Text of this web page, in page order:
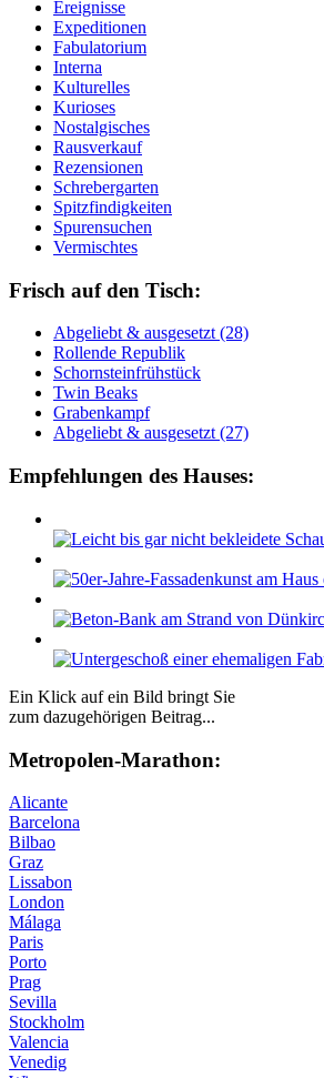
Ereignisse
Expeditionen
Fabulatorium
Interna
Kulturelles
Kurioses
Nostalgisches
Rausverkauf
Rezensionen
Schrebergarten
Spitzfindigkeiten
Spurensuchen
Vermischtes
Frisch auf den Tisch:
Ab­ge­liebt & aus­ge­setzt (28)
Rol­len­de Re­pu­blik
Schorn­stein­früh­stück
Twin Beaks
Gra­ben­kampf
Ab­ge­liebt & aus­ge­setzt (27)
Empfehlungen des Hauses:
Ein Klick auf ein Bild bringt Sie
zum dazugehörigen Beitrag...
Me­tro­po­len-Ma­ra­thon:
Alicante
Barcelona
Bilbao
Graz
Lissabon
London
Málaga
Paris
Porto
Prag
Sevilla
Stockholm
Valencia
Venedig